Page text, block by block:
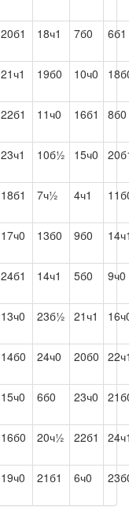
20б1 18ч1 7б0 6б1
21ч1 19б0 10ч0
22б1 11ч0 16б1 8б0
23ч1 10б½ 15ч0
18б1 7ч½ 4ч1
17ч0 13б0 9б0
24б1 14ч1 5б0 9ч0
13ч0 23б½ 21ч1
14б0 24ч0 20б0
15ч0 6б0 23ч0
16б0 20ч½ 22б1
19ч0 21б1 6ч0